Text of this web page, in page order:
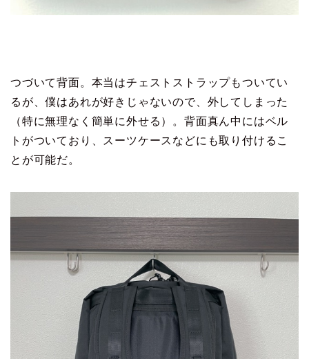
つづいて背面。本当はチェストストラップもついてい
るが、僕はあれが好きじゃないので、外してしまった
（特に無理なく簡単に外せる）。背面真ん中にはベル
トがついており、スーツケースなどにも取り付けるこ
とが可能だ。